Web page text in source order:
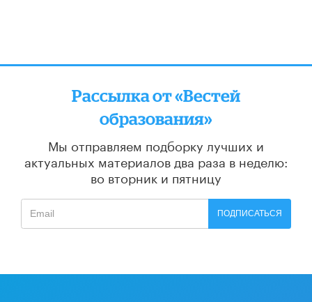
Рассылка от «Вестей
образования»
Мы отправляем подборку лучших и
актуальных материалов два раза в неделю:
во вторник и пятницу
ПОДПИСАТЬСЯ